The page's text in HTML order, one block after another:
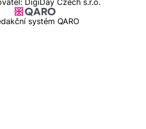
DigiDay Czech s.r.o.
systém QARO